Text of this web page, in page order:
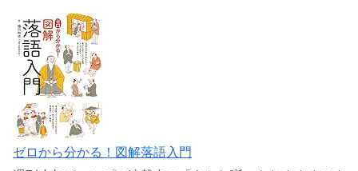
ゼロから分かる！図解落語入門